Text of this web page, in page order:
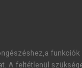
elvet
személyben,
funkciók
A feltétlenül